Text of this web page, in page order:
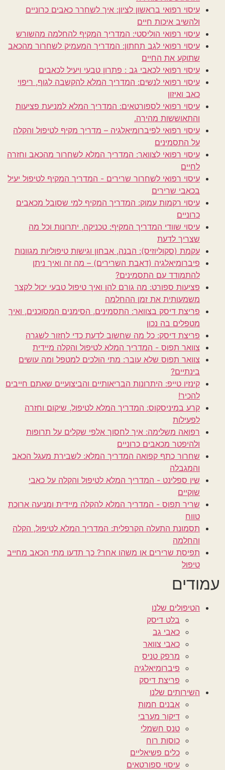
עיסוי רפואי בראשון לציון: איך לשחרר כאבים כרוניים
ולהשיב איכות חיים
עיסוי רפואי הוליסטי: המדריך המקיף להחלמה מהשורש
עיסוי רפואי לגב תחתון: המדריך המעמיק לשחרור מהכאב
שתוקע את החיים
עיסוי רפואי לכאבי גב : פתרון טבעי ויעיל לכאבים
עיסוי רפואי לנשים: המדריך המלא להקשבה לגוף, ריפוי
כאב ואיזון
עיסוי רפואי לספורטאים: המדריך המלא למניעת פציעות
והתאוששות מהירה.
עיסוי רפואי לפיברומיאלגיה – מדריך מקיף לטיפול והקלה
על התסמינים
עיסוי רפואי לצוואר: המדריך המלא לשחרור מהכאב וחזרה
לחיים
עיסוי רפואי לשחרור שרירים - המדריך המקיף לטיפול יעיל
בכאבי שרירים
עיסוי רקמות עמוק: המדריך המקיף למי שסובל מכאבים
כרוניים
עיסוי שוודי המדריך המקיף: טכניקה, יתרונות וכל מה
שצריך לדעת
עקמת (סקוליוזיס): הבנה, אבחון וגישות טיפוליות מגוונות
פיברומיאלגיה (דאבת השרירים) – מה זה ואיך ניתן
להתמודד עם התסמינים?
פציעות ספורט: מה גורם להן ואיך טיפול טבעי יכול לקצר
משמעותית את זמן ההחלמה
פריצת דיסק בצוואר: התסמינים, הסימנים המסוכנים, ואיך
מטפלים בה נכון
פריצת דיסק: כל מה שחשוב לדעת כדי לחזור לשגרה
צוואר תפוס - המדריך המלא לטיפול והקלה מיידית
צוואר תפוס שלא עובר: מתי הולכים למטפל ומה עושים
בינתיים?
קינזיו טייפ: היתרונות הבריאותיים והביצועיים שאתם חייבים
להכיר!
קרע במיניסקוס: המדריך המלא לטיפול, שיקום וחזרה
לפעילות
רפואה משלימה: איך לחסוך אלפי שקלים על תרופות
ולהיפטר מכאבים כרוניים
שחרור כתף קפואה המדריך המלא: לשבירת מעגל הכאב
והמגבלה
שין ספלינט - המדריך המלא לטיפול והקלה על כאבי
שוקיים
שריר תפוס - המדריך המלא להקלה מיידית ומניעה ארוכת
טווח
תסמונת התעלה הקרפלית: המדריך המלא לטיפול, הקלה
והחלמה
תפיסת שרירים או משהו אחר? כך תדעו מתי הכאב מחייב
טיפול
עמודים
הטיפולים שלנו
בלט דיסק
כאבי גב
כאבי צוואר
מרפק טניס
פיברומיאלגיה
פריצת דיסק
השירותים שלנו
אבנים חמות
דיקור מערבי
טנס חשמלי
כוסות רוח
כלים פשיאליים
עיסוי ספורטאים